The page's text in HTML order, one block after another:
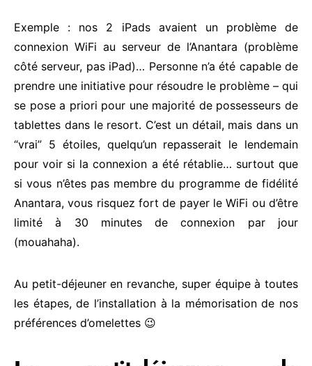
Exemple : nos 2 iPads avaient un problème de
connexion WiFi au serveur de l’Anantara (problème
côté serveur, pas iPad)… Personne n’a été capable de
prendre une initiative pour résoudre le problème – qui
se pose a priori pour une majorité de possesseurs de
tablettes dans le resort. C’est un détail, mais dans un
“vrai” 5 étoiles, quelqu’un repasserait le lendemain
pour voir si la connexion a été rétablie… surtout que
si vous n’êtes pas membre du programme de fidélité
Anantara, vous risquez fort de payer le WiFi ou d’être
limité à 30 minutes de connexion par jour
(mouahaha).
Au petit-déjeuner en revanche, super équipe à toutes
les étapes, de l’installation à la mémorisation de nos
préférences d’omelettes 😉